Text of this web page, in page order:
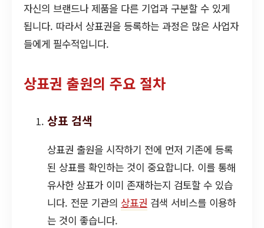
자신의 브랜드나 제품을 다른 기업과 구분할 수 있게
됩니다. 따라서 상표권을 등록하는 과정은 많은 사업자
들에게 필수적입니다.
상표권 출원의 주요 절차
상표 검색
상표권 출원을 시작하기 전에 먼저 기존에 등록
된 상표를 확인하는 것이 중요합니다. 이를 통해
유사한 상표가 이미 존재하는지 검토할 수 있습
니다. 전문 기관의 상표권 검색 서비스를 이용하
는 것이 좋습니다.